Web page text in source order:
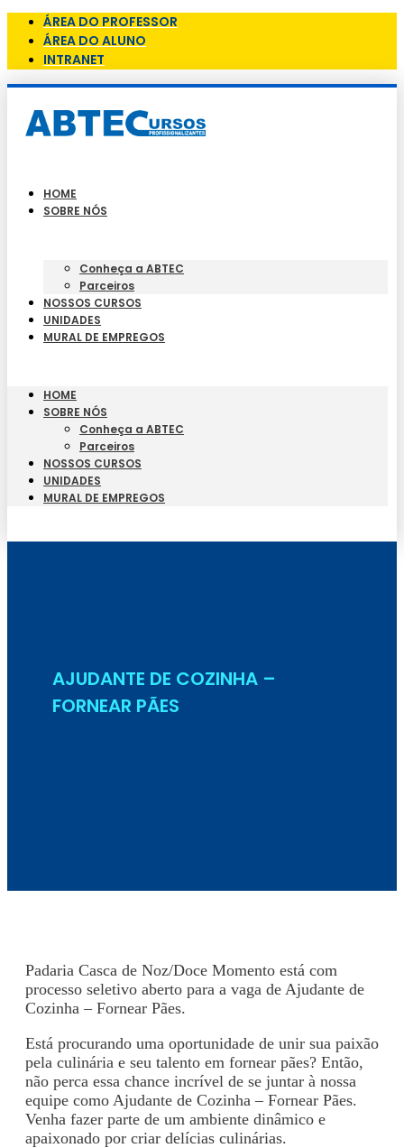
ÁREA DO PROFESSOR
ÁREA DO ALUNO
INTRANET
HOME
SOBRE NÓS
Conheça a ABTEC
Parceiros
NOSSOS CURSOS
UNIDADES
MURAL DE EMPREGOS
HOME
SOBRE NÓS
Conheça a ABTEC
Parceiros
NOSSOS CURSOS
UNIDADES
MURAL DE EMPREGOS
AJUDANTE DE COZINHA –
FORNEAR PÃES
Padaria Casca de Noz/Doce Momento está com
processo seletivo aberto para a vaga de Ajudante de
Cozinha – Fornear Pães.
Está procurando uma oportunidade de unir sua paixão
pela culinária e seu talento em fornear pães? Então,
não perca essa chance incrível de se juntar à nossa
equipe como Ajudante de Cozinha – Fornear Pães.
Venha fazer parte de um ambiente dinâmico e
apaixonado por criar delícias culinárias.